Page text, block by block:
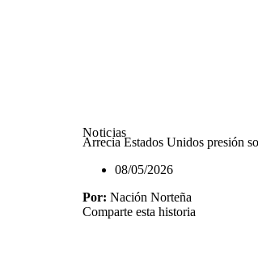
Noticias
Arrecia Estados Unidos presión
08/05/2026
Por: Nación Norteña
Comparte esta historia